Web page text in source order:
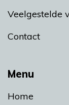
Menu
Home
Veelgestelde
Contact